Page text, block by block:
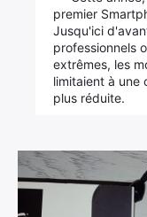
premier
Jusqu'ici
professionnels
extrêmes, les
limitaient à une
plus réduite.